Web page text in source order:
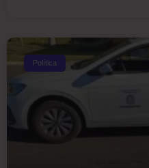
Política